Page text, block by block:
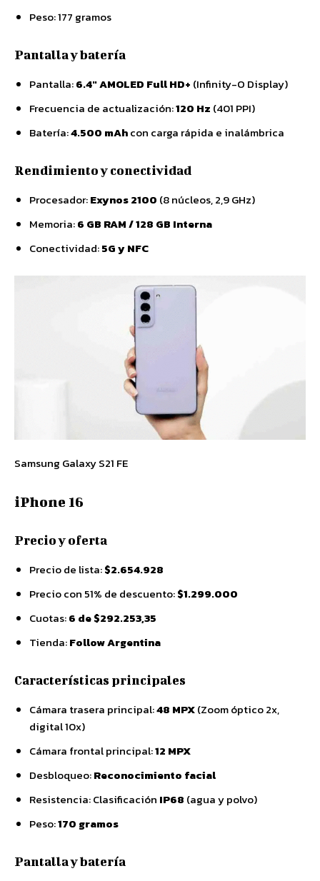
Peso: 177 gramos
Pantalla y batería
Pantalla:6.4″ AMOLED Full HD+ (Infinity-O Display)
Frecuencia de actualización:120 Hz (401 PPI)
Batería:4.500 mAhcon carga rápida e inalámbrica
Rendimiento y conectividad
Procesador:Exynos 2100 (8 núcleos, 2,9 GHz)
Memoria:6 GB RAM / 128 GB Interna
Conectividad:5G y NFC
Samsung Galaxy S21 FE
iPhone 16
Precio y oferta
Precio de lista:$2.654.928
Precio con 51% de descuento:$1.299.000
Cuotas:6 de $292.253,35
Tienda:Follow Argentina
Características principales
Cámara trasera principal:48 MPX(Zoom óptico 2x,
digital 10x)
Cámara frontal principal:12 MPX
Desbloqueo:Reconocimiento facial
Resistencia: Clasificación IP68 (agua y polvo)
Peso:170 gramos
Pantalla y batería